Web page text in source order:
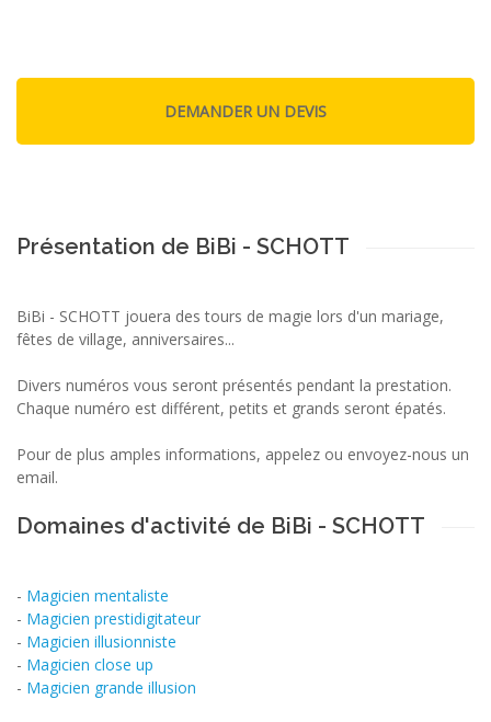
Présentation de BiBi - SCHOTT
BiBi - SCHOTT jouera des tours de magie lors d'un mariage,
fêtes de village, anniversaires...
Divers numéros vous seront présentés pendant la prestation.
Chaque numéro est différent, petits et grands seront épatés.
Pour de plus amples informations, appelez ou envoyez-nous un
email.
Domaines d'activité de BiBi - SCHOTT
- Magicien mentaliste
- Magicien prestidigitateur
- Magicien illusionniste
- Magicien close up
- Magicien grande illusion